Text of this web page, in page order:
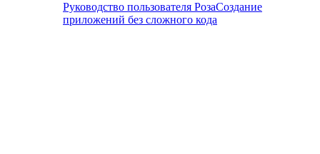
Руководство пользователя РозаСоздание
приложений без сложного кода